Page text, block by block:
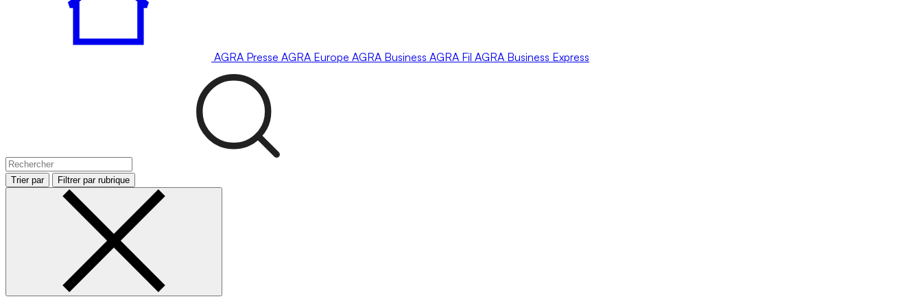
AGRA Presse AGRA Europe AGRA Business AGRA Fil AGRA Business Express
Trier par Filtrer par rubrique